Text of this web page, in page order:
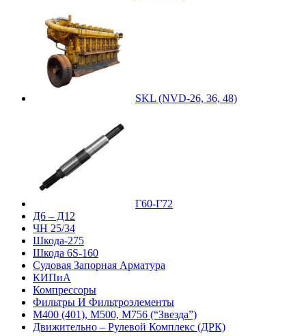
SKL (NVD-26, 36, 48)
Г60-Г72
Д6 – Д12
ЧН 25/34
Шкода-275
Шкода 6S-160
Судовая Запорная Арматура
КИПиА
Компрессоры
Фильтры И Фильтроэлементы
М400 (401), М500, М756 (“Звезда”)
Движительно – Рулевой Комплекс (ДРК)